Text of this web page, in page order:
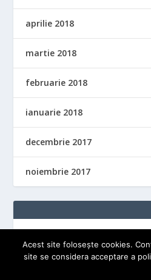
aprilie 2018
martie 2018
februarie 2018
ianuarie 2018
decembrie 2017
noiembrie 2017
Acest site folosește cookies.
site se considera acceptare a